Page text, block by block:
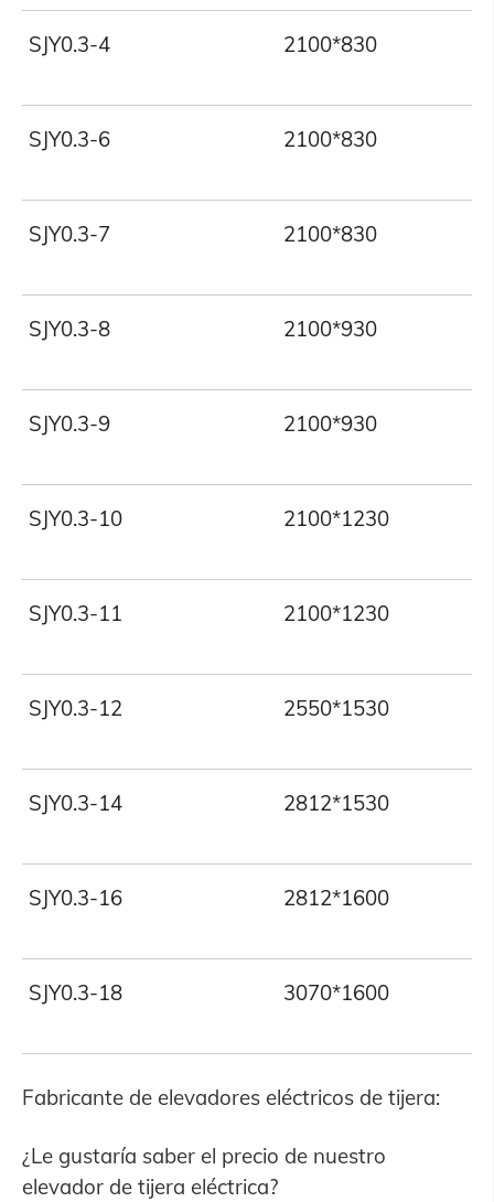
SJY0.3-4 2100*830
SJY0.3-6 2100*830
SJY0.3-7 2100*830
SJY0.3-8 2100*930
SJY0.3-9 2100*930
SJY0.3-10 2100*1230
SJY0.3-11 2100*1230
SJY0.3-12 2550*1530
SJY0.3-14 2812*1530
SJY0.3-16 2812*1600
SJY0.3-18 3070*1600
Fabricante de elevadores eléctricos de tijera:
¿Le gustaría saber el precio de nuestro
elevador de tijera eléctrica?